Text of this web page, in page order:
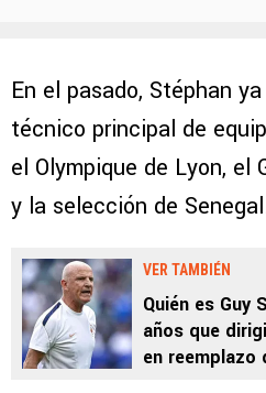
En el pasado, Stéphan
técnico principal de
el Olympique de Lyon, el
y la selección de
VER TAMBIÉN
Quién es Guy
años que
en reemplazo